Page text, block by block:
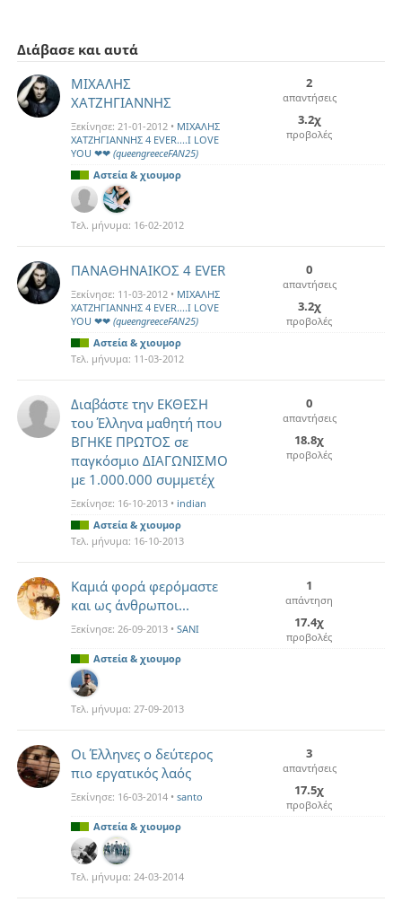
Διάβασε και αυτά
ΜΙΧΑΛΗΣ
ΧΑΤΖΗΓΙΑΝΝΗΣ
Ξεκίνησε: 21-01-2012 • MIXAΛΗΣ
ΧΑΤΖΗΓΙΑΝΝΗΣ 4 EVER....I LOVE
YOU ❤❤ (queengreeceFAN25)
2
απαντήσεις
3.2χ
προβολές
Αστεία & χιουμορ
Τελ. μήνυμα: 16-02-2012
ΠΑΝΑΘΗΝΑΙΚΟΣ 4 EVER
Ξεκίνησε: 11-03-2012 • MIXAΛΗΣ
ΧΑΤΖΗΓΙΑΝΝΗΣ 4 EVER....I LOVE
YOU ❤❤ (queengreeceFAN25)
0
απαντήσεις
3.2χ
προβολές
Αστεία & χιουμορ
Τελ. μήνυμα: 11-03-2012
Διαβάστε την ΕΚΘΕΣΗ
του Έλληνα μαθητή που
ΒΓΗΚΕ ΠΡΩΤΟΣ σε
παγκόσμιο ΔΙΑΓΩΝΙΣΜΟ
με 1.000.000 συμμετέχ
Ξεκίνησε: 16-10-2013 • indian
0
απαντήσεις
18.8χ
προβολές
Αστεία & χιουμορ
Τελ. μήνυμα: 16-10-2013
Kαμιά φορά φερόμαστε
και ως άνθρωποι...
Ξεκίνησε: 26-09-2013 • SANI
1
απάντηση
17.4χ
προβολές
Αστεία & χιουμορ
Τελ. μήνυμα: 27-09-2013
Οι Έλληνες ο δεύτερος
πιο εργατικός λαός
Ξεκίνησε: 16-03-2014 • santo
3
απαντήσεις
17.5χ
προβολές
Αστεία & χιουμορ
Τελ. μήνυμα: 24-03-2014